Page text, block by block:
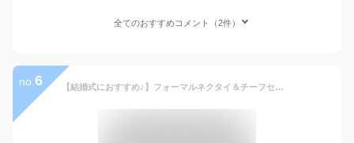
全てのおすすめコメント（2件）
no. 6 【結婚式におすすめ♪】フォーマルネクタイ＆チーフセット 日本製 シルク100% ふじやま織 冠婚 新郎 お色直し 入学式 卒業式 発表会 演奏会 衣装 二次会 礼装 正装 おしゃれ ブランド グランクレエ ストライプ チェック ドット 柄 白 シルバー グレー [メール便送料無料]